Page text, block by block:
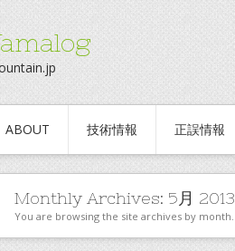
ABOUT 技術情報 正誤情報
Monthly Archives: 5月 2013
You are browsing the site archives by month.